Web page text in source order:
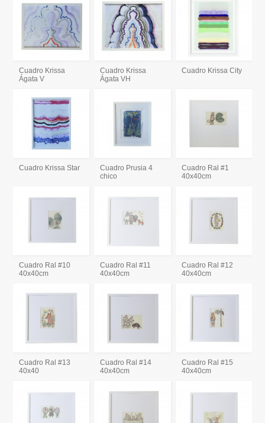
Cuadro Krissa
Ágata V
Cuadro Krissa
Ágata VH
Cuadro Krissa City
Cuadro Krissa Star
Cuadro Prusia 4
chico
Cuadro Ral #1
40x40cm
Cuadro Ral #10
40x40cm
Cuadro Ral #11
40x40cm
Cuadro Ral #12
40x40cm
Cuadro Ral #13
40x40
Cuadro Ral #14
40x40cm
Cuadro Ral #15
40x40cm